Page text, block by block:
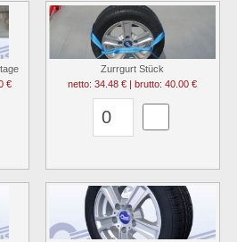
€
Zurrgurt Stück
netto: 34.48 € | brutto: 40.00 €